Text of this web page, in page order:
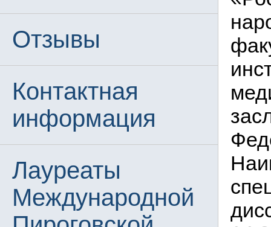
Отзывы
Контактная
информация
Лауреаты
Международной